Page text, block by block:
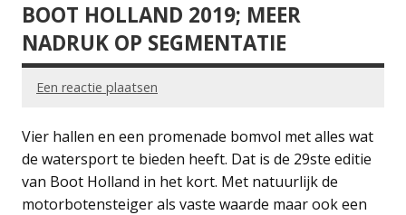
BOOT HOLLAND 2019; MEER
NADRUK OP SEGMENTATIE
Een reactie plaatsen
Vier hallen en een promenade bomvol met alles wat
de watersport te bieden heeft. Dat is de 29ste editie
van Boot Holland in het kort. Met natuurlijk de
motorbotensteiger als vaste waarde maar ook een